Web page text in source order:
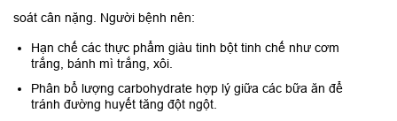
soát cân nặng. Người bệnh nên:
Hạn chế các thực phẩm giàu tinh bột tinh chế như cơm
trắng, bánh mì trắng, xôi.
Phân bổ lượng carbohydrate hợp lý giữa các bữa ăn để
tránh đường huyết tăng đột ngột.